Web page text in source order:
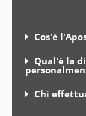
Cos'è
Qual'è la
Chi